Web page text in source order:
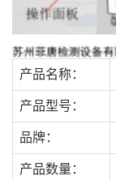
产品名称：
产品型号：
品牌：
产品数量：